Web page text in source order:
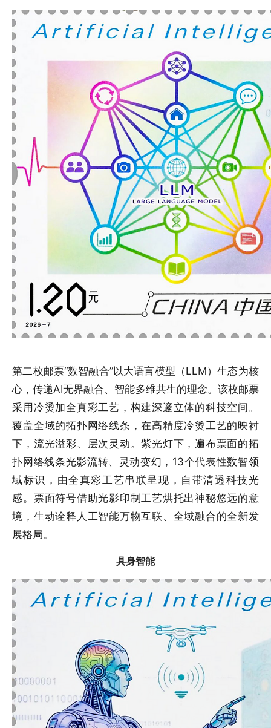
第二枚邮票“数智融合”以大语言模型（LLM）生态为核
心，传递AI无界融合、智能多维共生的理念。该枚邮票
采用冷烫加全真彩工艺，构建深邃立体的科技空间。
覆盖全域的拓扑网络线条，在高精度冷烫工艺的映衬
下，流光溢彩、层次灵动。紫光灯下，遍布票面的拓
扑网络线条光影流转、灵动变幻，13个代表性数智领
域标识，由全真彩工艺串联呈现，自带清透科技光
感。票面符号借助光影印制工艺烘托出神秘悠远的意
境，生动诠释人工智能万物互联、全域融合的全新发
展格局。
具身智能